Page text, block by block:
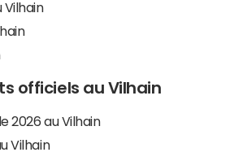
Vilhain
officiels au Vilhain
2026 au Vilhain
Vilhain